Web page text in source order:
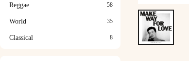
Reggae 58
World 35
Classical 8